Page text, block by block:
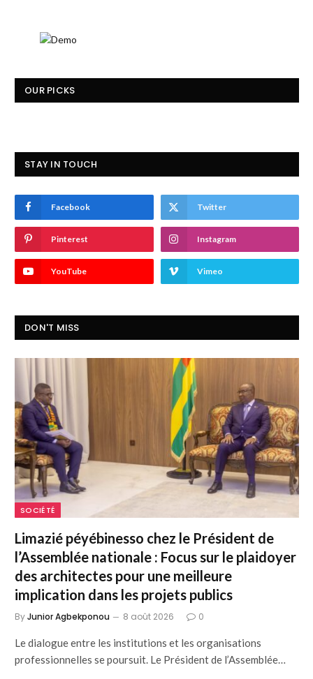
OUR PICKS
STAY IN TOUCH
Facebook Twitter
Pinterest Instagram
YouTube Vimeo
DON'T MISS
SOCIÉTÉ
Limazié péyébinesso chez le Président de
l’Assemblée nationale : Focus sur le plaidoyer
des architectes pour une meilleure
implication dans les projets publics
ByJunior Agbekponou 8 août 2026 0
Le dialogue entre les institutions et les organisations
professionnelles se poursuit. Le Président de l’Assemblée…